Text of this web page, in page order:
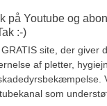
på Youtube og
:-)
site, der giver
af pletter,
som